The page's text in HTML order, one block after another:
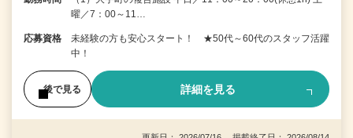
曜／7：00～11…
応募資格
未経験の方も安心スタート！ ★50代～60代のスタッフ活躍
中！
後で見る 詳細を見る